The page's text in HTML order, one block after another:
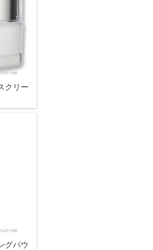
クリー
グパウ